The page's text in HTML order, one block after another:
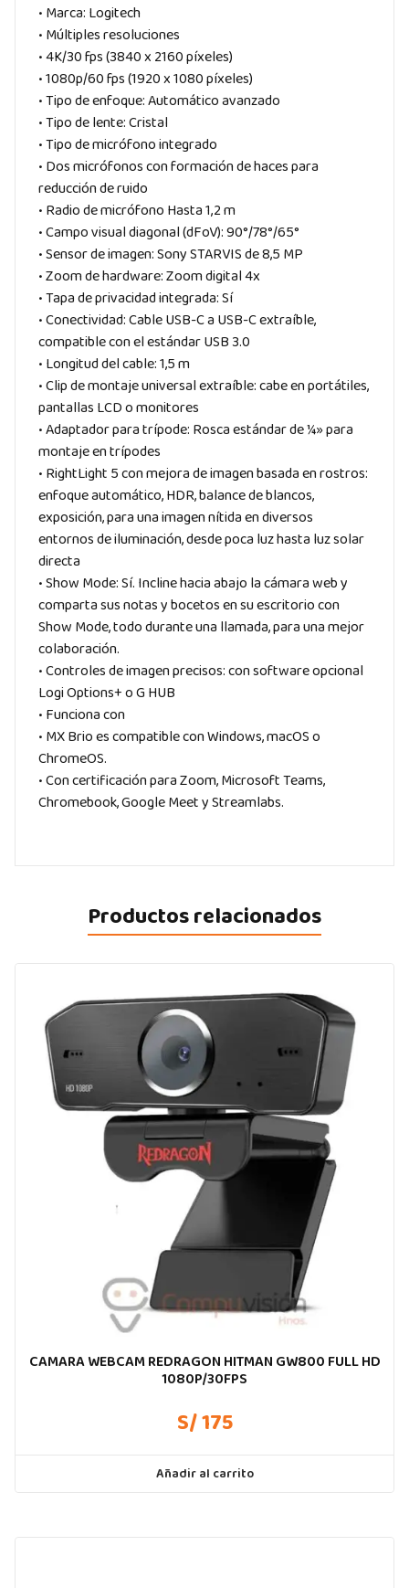
• Marca: Logitech
• Múltiples resoluciones
• 4K/30 fps (3840 x 2160 píxeles)
• 1080p/60 fps (1920 x 1080 píxeles)
• Tipo de enfoque: Automático avanzado
• Tipo de lente: Cristal
• Tipo de micrófono integrado
• Dos micrófonos con formación de haces para
reducción de ruido
• Radio de micrófono Hasta 1,2 m
• Campo visual diagonal (dFoV): 90°/78°/65°
• Sensor de imagen: Sony STARVIS de 8,5 MP
• Zoom de hardware: Zoom digital 4x
• Tapa de privacidad integrada: Sí
• Conectividad: Cable USB-C a USB-C extraíble,
compatible con el estándar USB 3.0
• Longitud del cable: 1,5 m
• Clip de montaje universal extraíble: cabe en portátiles,
pantallas LCD o monitores
• Adaptador para trípode: Rosca estándar de ¼» para
montaje en trípodes
• RightLight 5 con mejora de imagen basada en rostros:
enfoque automático, HDR, balance de blancos,
exposición, para una imagen nítida en diversos
entornos de iluminación, desde poca luz hasta luz solar
directa
• Show Mode: Sí. Incline hacia abajo la cámara web y
comparta sus notas y bocetos en su escritorio con
Show Mode, todo durante una llamada, para una mejor
colaboración.
• Controles de imagen precisos: con software opcional
Logi Options+ o G HUB
• Funciona con
• MX Brio es compatible con Windows, macOS o
ChromeOS.
• Con certificación para Zoom, Microsoft Teams,
Chromebook, Google Meet y Streamlabs.
Productos relacionados
CAMARA WEBCAM REDRAGON HITMAN GW800 FULL HD
1080P/30FPS
S/ 175
Añadir al carrito